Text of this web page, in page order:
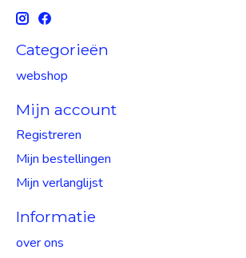
Categorieën
webshop
Mijn account
Registreren
Mijn bestellingen
Mijn verlanglijst
Informatie
over ons